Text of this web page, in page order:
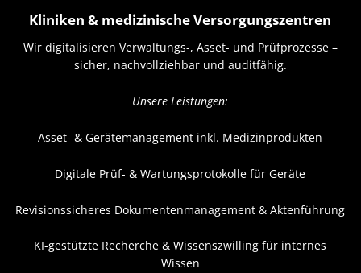
Kliniken & medizinische Versorgungszentren
Wir digitalisieren Verwaltungs-, Asset- und Prüfprozesse –
sicher, nachvollziehbar und auditfähig.
Unsere Leistungen:
Asset- & Gerätemanagement inkl. Medizinprodukten
Digitale Prüf- & Wartungsprotokolle für Geräte
Revisionssicheres Dokumentenmanagement & Aktenführung
KI-gestützte Recherche & Wissenszwilling für internes
Wissen